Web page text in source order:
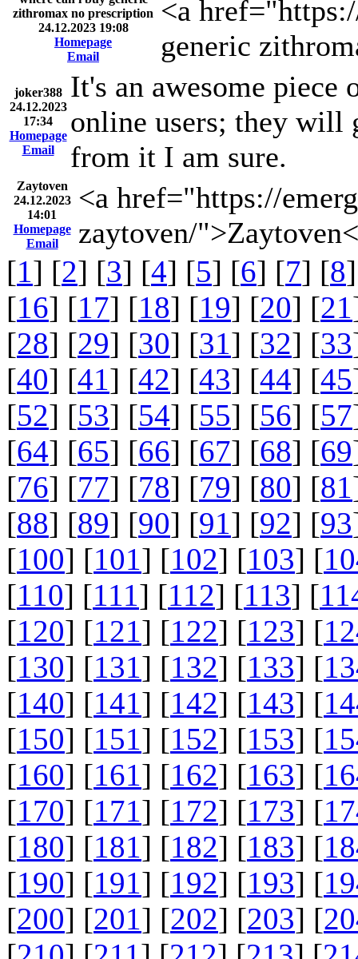
zithromax no prescription
24.12.2023 19:08
Homepage
Email
<a
generic
joker388
24.12.2023
17:34
Homepage
Email
It's an awesome
online users; they will
from it I am sure.
Zaytoven
24.12.2023
14:01
Homepage
Email
<a href="https://
zaytoven/
[1] [2] [3] [4] [5] [6] [7] [8
[16] [17] [18] [19] [20] [21
[28] [29] [30] [31] [32] [33
[40] [41] [42] [43] [44] [45
[52] [53] [54] [55] [56] [57
[64] [65] [66] [67] [68] [69
[76] [77] [78] [79] [80] [81
[88] [89] [90] [91] [92] [93
[100] [101] [102] [103] [
[110] [111] [112] [113] [
[120] [121] [122] [123] [
[130] [131] [132] [133] [
[140] [141] [142] [143] [
[150] [151] [152] [153] [
[160] [161] [162] [163] [
[170] [171] [172] [173] [
[180] [181] [182] [183] [
[190] [191] [192] [193] [
[200] [201] [202] [203] [